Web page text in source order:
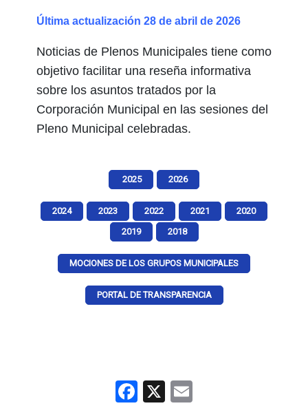
Última actualización 28 de abril de 2026
Noticias de Plenos Municipales tiene como
objetivo facilitar una reseña informativa
sobre los asuntos tratados por la
Corporación Municipal en las sesiones del
Pleno Municipal celebradas.
2025 2026
2024 2023 2022 2021
2020
2019
2018
MOCIONES DE LOS GRUPOS MUNICIPALES
PORTAL DE TRANSPARENCIA
Facebook
X